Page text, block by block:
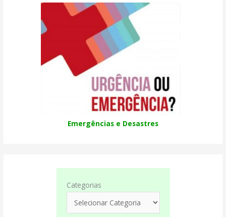
Emergências e Desastres
Categorias